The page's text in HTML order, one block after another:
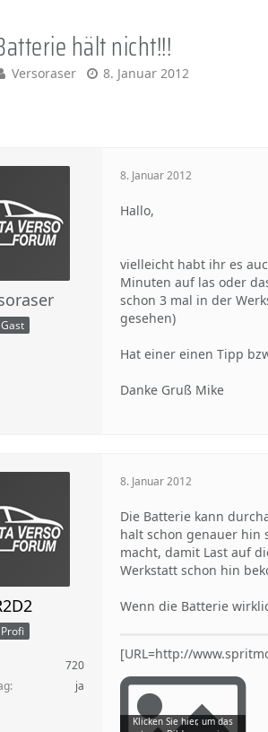
hält nicht!!!
Versoraser 8. Januar 2012
Gast
8. Januar 2012
Hallo,
vielleicht habt ihr es
Minuten auf las oder
schon 3 mal in der
gesehen)
Hat einer einen Tipp
Danke Gruß Mike
Profi
720
ja
8. Januar 2012
Die Batterie kann
halt schon genauer hin
macht, damit Last auf
Werkstatt schon hin
Wenn die Batterie
[URL=http://